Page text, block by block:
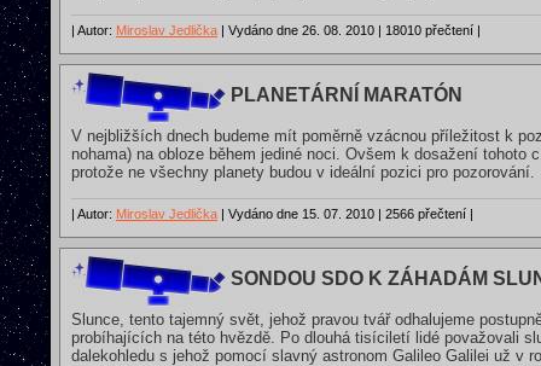
| Autor: Miroslav Jedlička | Vydáno dne 26. 08. 2010 | 18010 přečtení |
PLANETÁRNÍ MARATÓN
V nejbližších dnech budeme mít poměrně vzácnou příležitost k
nohama) na obloze během jediné noci. Ovšem k dosažení
protože ne všechny planety budou v ideální pozici pro pozorování.
| Autor: Miroslav Jedlička | Vydáno dne 15. 07. 2010 | 2566 přečtení |
SONDOU SDO K ZÁHADÁM
Slunce, tento tajemný svět, jehož pravou tvář odhalujeme
probíhajících na této hvězdě. Po dlouhá tisíciletí lidé považovali
dalekohledu s jehož pomocí slavný astronom Galileo Galilei už v